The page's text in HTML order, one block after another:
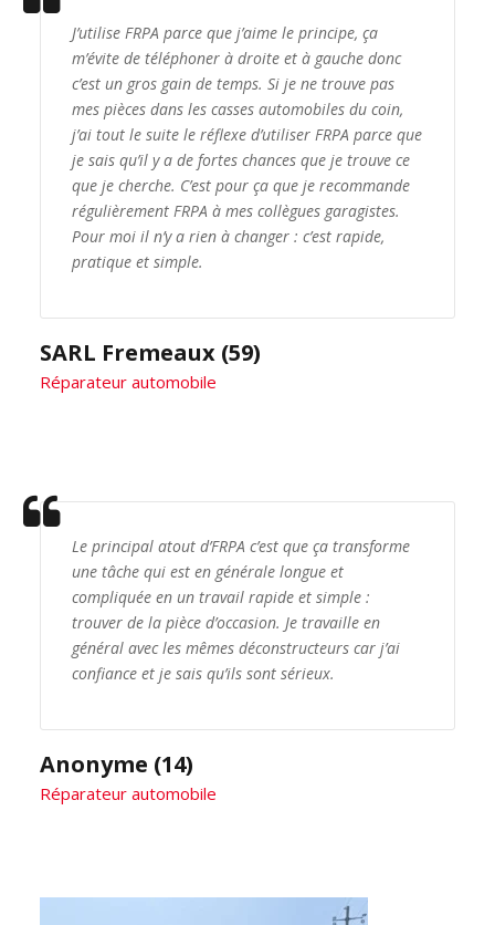
J’utilise FRPA parce que j’aime le principe, ça
m’évite de téléphoner à droite et à gauche donc
c’est un gros gain de temps. Si je ne trouve pas
mes pièces dans les casses automobiles du coin,
j’ai tout le suite le réflexe d’utiliser FRPA parce que
je sais qu’il y a de fortes chances que je trouve ce
que je cherche. C’est pour ça que je recommande
régulièrement FRPA à mes collègues garagistes.
Pour moi il n’y a rien à changer : c’est rapide,
pratique et simple.
SARL Fremeaux (59)
Réparateur automobile
Le principal atout d’FRPA c’est que ça transforme
une tâche qui est en générale longue et
compliquée en un travail rapide et simple :
trouver de la pièce d’occasion. Je travaille en
général avec les mêmes déconstructeurs car j’ai
confiance et je sais qu’ils sont sérieux.
Anonyme (14)
Réparateur automobile